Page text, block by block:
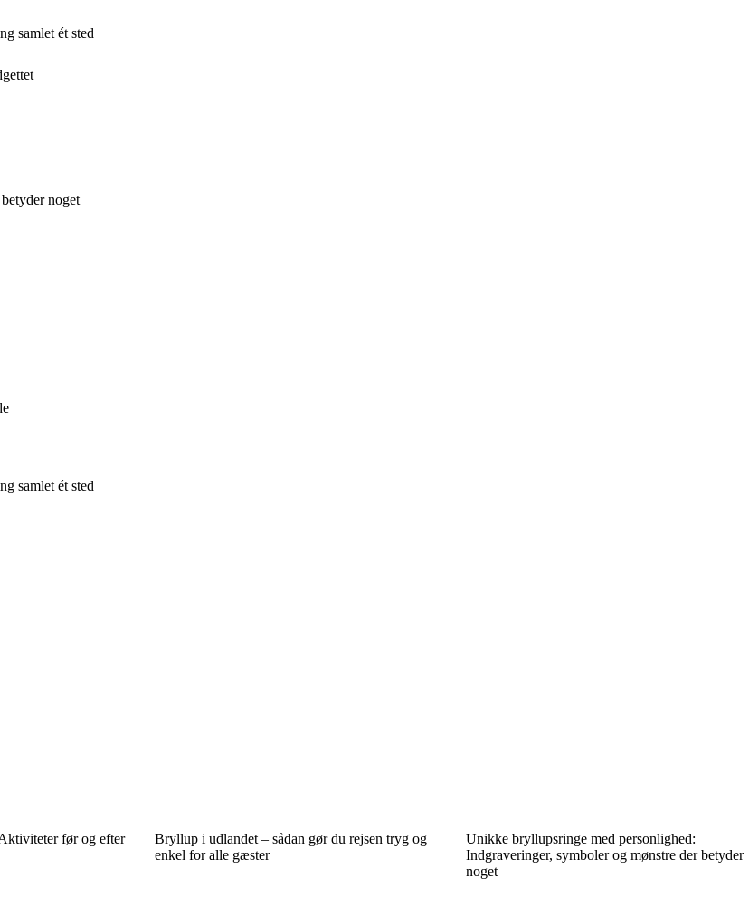
samlet ét sted
noget
samlet ét sted
før og efter
Bryllup i udlandet – sådan gør du rejsen tryg og
enkel for alle gæster
Unikke bryllupsringe med personlighed:
Indgraveringer, symboler og mønstre der betyder
noget